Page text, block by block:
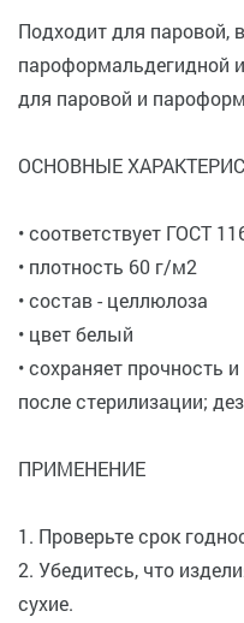
Подходит для паровой,
пароформальдегидной
для паровой и
ОСНОВНЫЕ
• соответствует ГОСТ
• плотность 60 г/м2
• состав - целлюлоза
• цвет белый
• сохраняет прочность
после стерилизации;
ПРИМЕНЕНИЕ
1. Проверьте срок
2. Убедитесь, что
сухие.